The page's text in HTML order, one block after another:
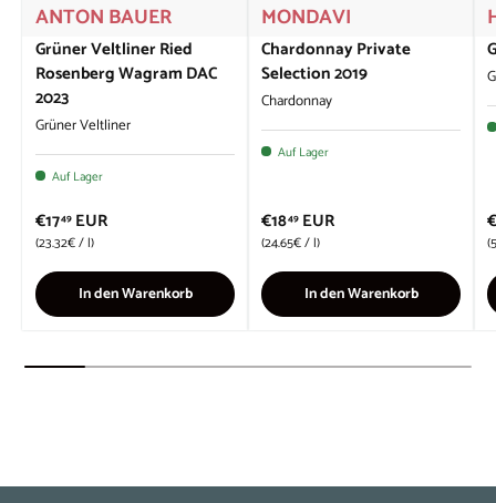
ANTON BAUER
Grüner Veltliner Ried
Rosenberg Wagram DAC
2023
Grüner Veltliner
Auf Lager
€1749 EUR
Grundpreis
23.32€/l
In den Warenkorb
MONDAVI
Chardonnay Private
Selection 2019
Chardonnay
Auf Lager
€1849 EUR
Grundpreis
24.65€/l
In den Warenkorb